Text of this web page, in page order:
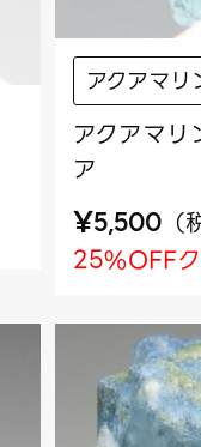
アクアマ
アクアマ
ア
¥5,500 （
25%OFF